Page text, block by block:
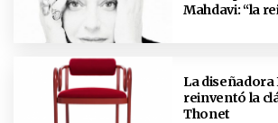
Mahdavi: “la
La
reinventó la
Thonet